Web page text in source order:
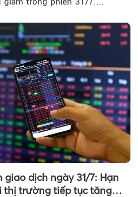
dịch ngày 31/7: Hạn
thị trường tiếp tục tăng